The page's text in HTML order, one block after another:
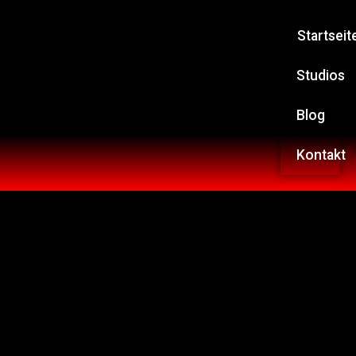
Studios
Blog
Kontakt